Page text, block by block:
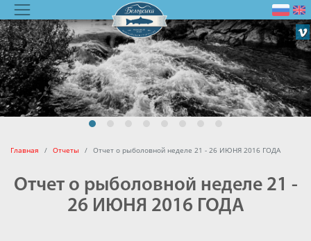
Главная Отчеты Отчет о рыболовной неделе 21 - 26 ИЮНЯ 2016 ГОДА
Отчет о рыболовной неделе 21 -
26 ИЮНЯ 2016 ГОДА